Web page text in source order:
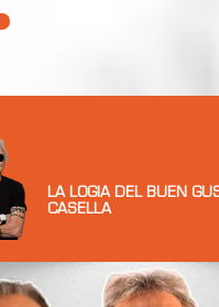
LA LOGIA DEL BUEN
CASELLA